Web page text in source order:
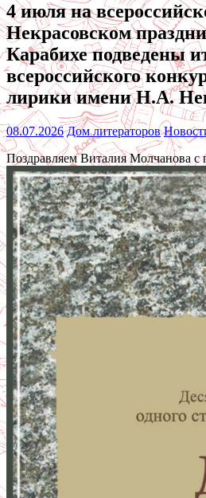
4 июля на
Некрасовском
Карабихе подведены
всероссийского
лирики имени Н.А.
08.07.2026 Дом литераторов
Поздравляем Виталия Молчанова с